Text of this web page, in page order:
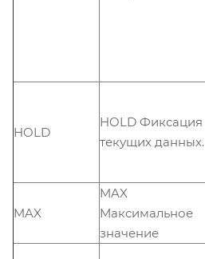
HOLD
HOLD Фиксация
текущих данных.
MAX
MAX
Максимальное
значение